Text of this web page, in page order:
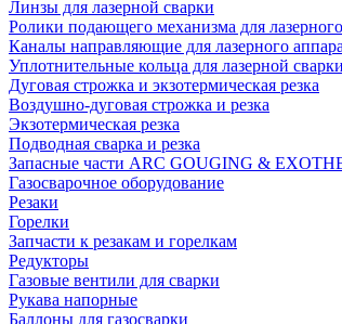
Линзы для лазерной сварки
Ролики подающего механизма для
Каналы направляющие для лазерного
Уплотнительные кольца для лазерной сварки
Дуговая строжка и экзотермическая резка
Воздушно-дуговая строжка и резка
Экзотермическая резка
Подводная сварка и резка
Запасные части ARC GOUGING &
Газосварочное оборудование
Резаки
Горелки
Запчасти к резакам и горелкам
Редукторы
Газовые вентили для сварки
Рукава напорные
Баллоны для газосварки